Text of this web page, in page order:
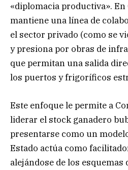
«diplomacia productiva».
mantiene una línea de
el sector privado (como se
y presiona por obras de
que permitan una salida
los puertos y frigoríficos
Este enfoque le permite a
liderar el stock ganadero
presentarse como un
Estado actúa como
alejándose de los